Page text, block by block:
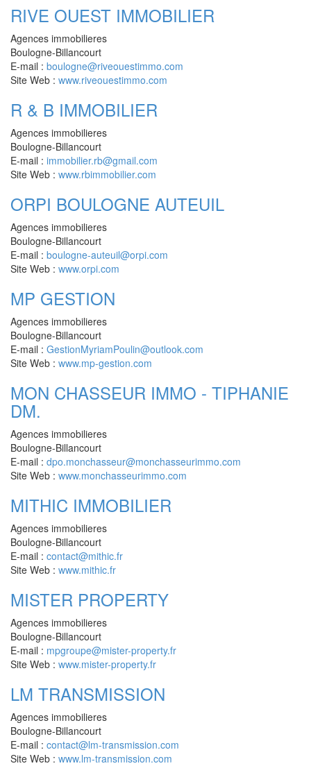
RIVE OUEST IMMOBILIER
Agences immobilieres
Boulogne-Billancourt
E-mail : boulogne@riveouestimmo.com
Site Web : www.riveouestimmo.com
R & B IMMOBILIER
Agences immobilieres
Boulogne-Billancourt
E-mail : immobilier.rb@gmail.com
Site Web : www.rbimmobilier.com
ORPI BOULOGNE AUTEUIL
Agences immobilieres
Boulogne-Billancourt
E-mail : boulogne-auteuil@orpi.com
Site Web : www.orpi.com
MP GESTION
Agences immobilieres
Boulogne-Billancourt
E-mail : GestionMyriamPoulin@outlook.com
Site Web : www.mp-gestion.com
MON CHASSEUR IMMO - TIPHANIE
DM.
Agences immobilieres
Boulogne-Billancourt
E-mail : dpo.monchasseur@monchasseurimmo.com
Site Web : www.monchasseurimmo.com
MITHIC IMMOBILIER
Agences immobilieres
Boulogne-Billancourt
E-mail : contact@mithic.fr
Site Web : www.mithic.fr
MISTER PROPERTY
Agences immobilieres
Boulogne-Billancourt
E-mail : mpgroupe@mister-property.fr
Site Web : www.mister-property.fr
LM TRANSMISSION
Agences immobilieres
Boulogne-Billancourt
E-mail : contact@lm-transmission.com
Site Web : www.lm-transmission.com